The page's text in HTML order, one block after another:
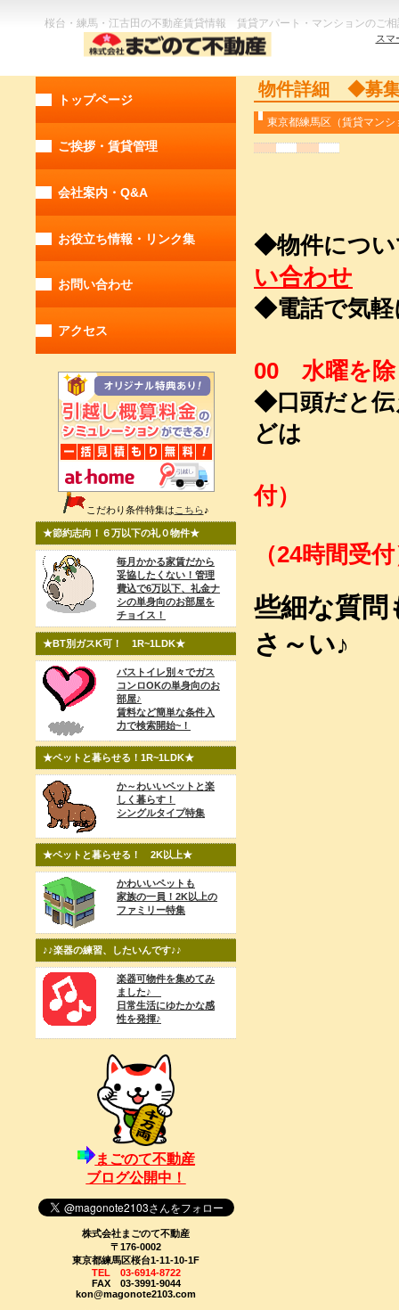
桜台・練馬・江古田の不動産賃貸情報 賃貸アパート・マンションのご
スマ
物件詳細 ◆募
東京都練馬区
◆物件につ
い合わせ
◆電話
00 水曜
◆口頭だと
どは
付）
（24時間受
些細な質問
さ～い♪
トップページ
ご挨拶・賃貸管理
会社案内・Q&A
お役立ち情報・リンク集
お問い合わせ
アクセス
こだわり条件特集は こちら♪
★節約志向！６万以下の礼０物件★
毎月かかる家賃だから
妥協したくない！管理
費込で6万以下、礼金ナ
シの単身向のお部屋を
チョイス！
★BT別ガスK可！ 1R~1LDK★
バストイレ別々でガス
コンロOKの単身向のお
部屋♪
賃料など簡単な条件入
力で検索開始~！
★ペットと暮らせる！1R~1LDK★
か～わいいペットと楽
しく暮らす！
シングルタイプ特集
★ペットと暮らせる！ 2K以上★
かわいいペットも
家族の一員！2K以上の
ファミリー特集
♪♪楽器の練習、したいんです♪♪
楽器可物件を集めてみ
ました♪
日常生活にゆたかな感
性を発揮♪
まごのて不動産
ブログ公開中！
株式会社まごのて不動産
〒176-0002
東京都練馬区桜台1-11-10-1F
TEL 03-6914-8722
FAX 03-3991-9044
kon@magonote2103.com